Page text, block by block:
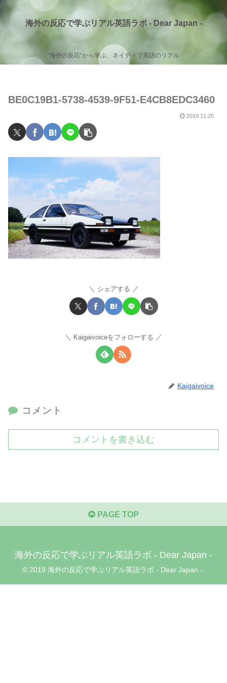
海外の反応で学ぶリアル英語ラボ - Dear Japan -
“海外の反応”から学ぶ、ネイティブ英語のリアル
BE0C19B1-5738-4539-9F51-E4CB8EDC3460
2019.11.20
シェアする
Kaigaivoiceをフォローする
Kaigaivoice
コメント
コメントを書き込む
PAGE TOP
海外の反応で学ぶリアル英語ラボ - Dear Japan -
© 2019 海外の反応で学ぶリアル英語ラボ - Dear Japan -.